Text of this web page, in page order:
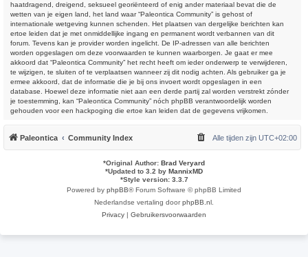
haatdragend, dreigend, seksueel georiënteerd of enig ander materiaal bevat die de
wetten van je eigen land, het land waar “Paleontica Community” is gehost of
internationale wetgeving kunnen schenden. Het plaatsen van dergelijke berichten kan
ertoe leiden dat je met onmiddellijke ingang en permanent wordt verbannen van dit
forum. Tevens kan je provider worden ingelicht. De IP-adressen van alle berichten
worden opgeslagen om deze voorwaarden te kunnen waarborgen. Je gaat er mee
akkoord dat “Paleontica Community” het recht heeft om ieder onderwerp te verwijderen,
te wijzigen, te sluiten of te verplaatsen wanneer zij dit nodig achten. Als gebruiker ga je
ermee akkoord, dat de informatie die je bij ons invoert wordt opgeslagen in een
database. Hoewel deze informatie niet aan een derde partij zal worden verstrekt zónder
je toestemming, kan “Paleontica Community” nóch phpBB verantwoordelijk worden
gehouden voor een hackpoging die ertoe kan leiden dat de gegevens vrijkomen.
Paleontica Community Index Alle tijden zijn UTC+02:00
*Original Author: Brad Veryard
*Updated to 3.2 by MannixMD
*Style version: 3.3.7
Powered by phpBB® Forum Software © phpBB Limited
Nederlandse vertaling doorphpBB.nl
Privacy | Gebruikersvoorwaarden